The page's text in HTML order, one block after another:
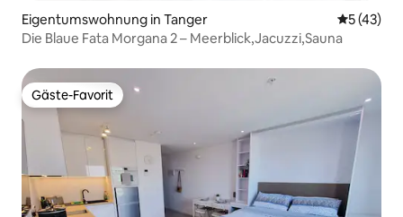
Eigentumswohnung in Tanger
5 (43)
Die Blaue Fata Morgana 2 – Meerblick,Jacuzzi,Sauna
Gäste-Favorit
Gäste-Favorit